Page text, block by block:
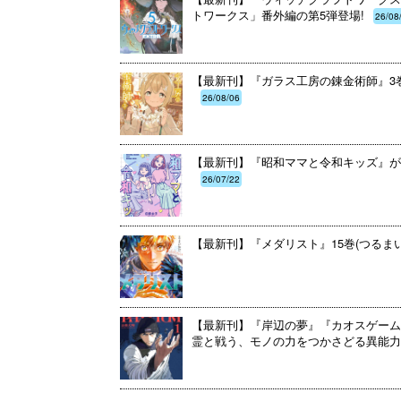
トワークス」番外編の第5弾登場!
26/
【最新刊】『ガラス工房の錬金術師
26/08/06
【最新刊】『昭和ママと令和キッズ
26/07/22
【最新刊】『メダリスト』15巻(つる
【最新刊】『岸辺の夢』『カオスゲ
霊と戦う、モノの力をつかさどる異能